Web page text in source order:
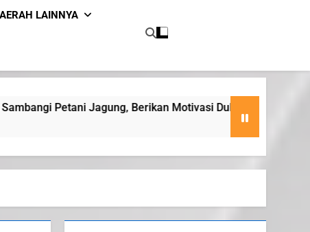
LAINNYA
Dukung Ketahanan Pangan Nasional